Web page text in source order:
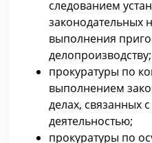
следованием
законодательных
выполнения
делопроизводству;
прокуратуры по
выполнением
делах, связанных
деятельностью;
прокуратуры по